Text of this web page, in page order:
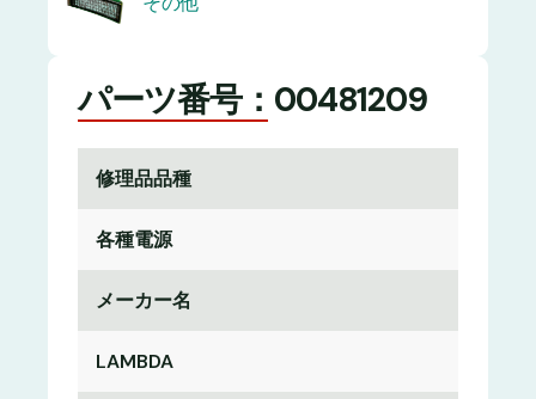
パーツ番号：00481209
修理品品種
各種電源
メーカー名
LAMBDA